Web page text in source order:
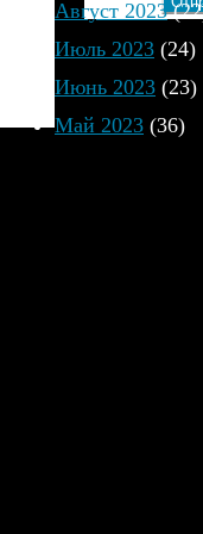
Август 2023
Июль 2023 (24)
Июнь 2023 (23)
Май 2023 (36)